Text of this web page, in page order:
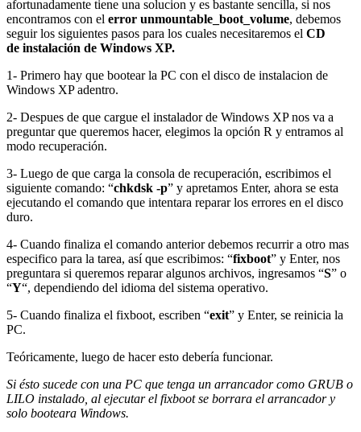
afortunadamente tiene una solucion y es bastante sencilla, si nos
encontramos con el error unmountable_boot_volume, debemos
seguir los siguientes pasos para los cuales necesitaremos el CD
de instalación de Windows XP.
1- Primero hay que bootear la PC con el disco de instalacion de
Windows XP adentro.
2- Despues de que cargue el instalador de Windows XP nos va a
preguntar que queremos hacer, elegimos la opción R y entramos al
modo recuperación.
3- Luego de que carga la consola de recuperación, escribimos el
siguiente comando: “chkdsk -p” y apretamos Enter, ahora se esta
ejecutando el comando que intentara reparar los errores en el disco
duro.
4- Cuando finaliza el comando anterior debemos recurrir a otro mas
especifico para la tarea, así que escribimos: “fixboot” y Enter, nos
preguntara si queremos reparar algunos archivos, ingresamos “S” o
“Y“, dependiendo del idioma del sistema operativo.
5- Cuando finaliza el fixboot, escriben “exit” y Enter, se reinicia la
PC.
Teóricamente, luego de hacer esto debería funcionar.
Si ésto sucede con una PC que tenga un arrancador como GRUB o
LILO instalado, al ejecutar el fixboot se borrara el arrancador y
solo booteara Windows.